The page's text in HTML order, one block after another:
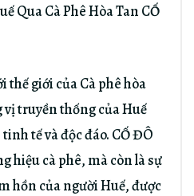
Qua Cà Phê Hòa Tan CỐ
thế giới của Cà phê hòa
truyền thống của Huế
tế và độc đáo. CỐ ĐÔ
hiệu cà phê, mà còn là sự
hồn của người Huế, được